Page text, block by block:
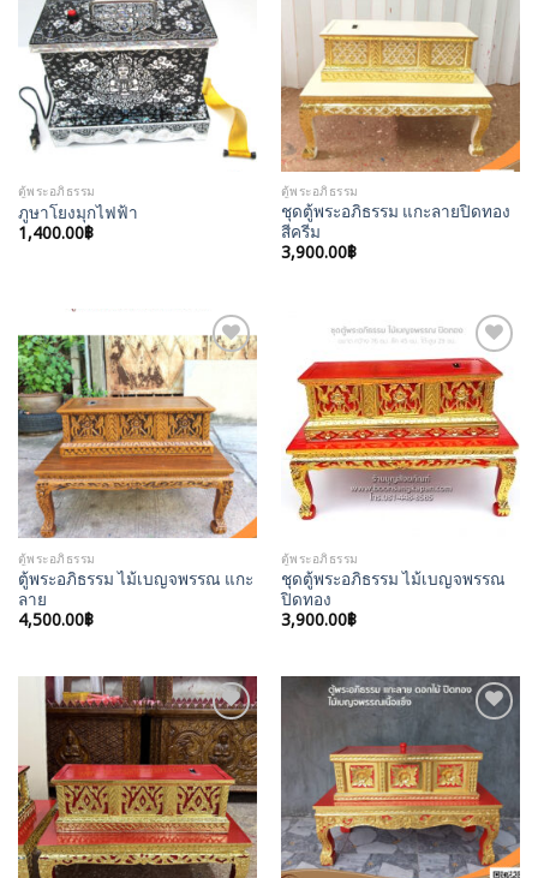
Wishlist
ตู้พระอภิธรรม
ภูษาโยงมุกไฟฟ้า
1,400.00฿
Wishlist
ตู้พระอภิธรรม
ชุดตู้พระอภิธรรม แกะลายปิดทอง
สีครีม
3,900.00฿
ตู้พระอภิธรรม
ตู้พระอภิธรรม ไม้เบญจพรรณ แกะ
ลาย
4,500.00฿
Add to
Wishlist
ตู้พระอภิธรรม
ชุดตู้พระอภิธรรม ไม้เบญจพรรณ
ปิดทอง
3,900.00฿
Add to
Wishlist
Wishlist